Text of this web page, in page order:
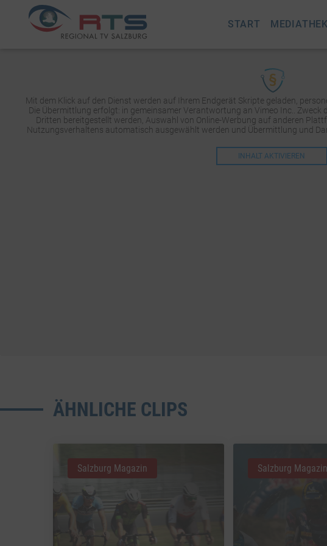
START MEDIATHEK
Mit dem Klick auf den Dienst werden auf Ihrem Endgerät Skripte geladen,
Die Übermittlung erfolgt: in gemeinsamer Verantwortung an Vimeo Inc.. Zweck
Dritten bereitgestellt werden, Auswahl von Online-Werbung auf anderen
Nutzungsverhaltens automatisch ausgewählt werden und Übermittlung und
INHALT AKTIVIEREN
ÄHNLICHE CLIPS
Salzburg Magazin Salzburg Magazin